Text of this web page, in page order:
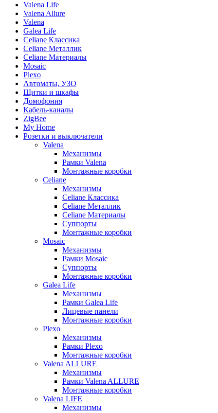
Valena Life
Valena Allure
Valena
Galea Life
Celiane Классика
Celiane Металлик
Celiane Материалы
Mosaic
Plexo
Автоматы, УЗО
Щитки и шкафы
Домофония
Кабель-каналы
ZigBee
My Home
Розетки и выключатели
Valena
Механизмы
Рамки Valena
Монтажные коробки
Celiane
Механизмы
Celiane Классика
Celiane Металлик
Celiane Материалы
Суппорты
Монтажные коробки
Mosaic
Механизмы
Рамки Mosaic
Суппорты
Монтажные коробки
Galea Life
Механизмы
Рамки Galea Life
Лицевые панели
Монтажные коробки
Plexo
Механизмы
Рамки Plexo
Монтажные коробки
Valena ALLURE
Механизмы
Рамки Valena ALLURE
Монтажные коробки
Valena LIFE
Механизмы